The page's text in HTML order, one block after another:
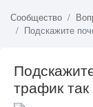
Сообщество
Подскажите
трафик